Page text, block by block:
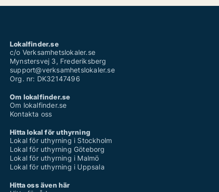
Lokalfinder.se
c/o Verksamhetslokaler.se
Mynstersvej 3, Frederiksberg
support@verksamhetslokaler.se
Org. nr: DK32147496
Om lokalfinder.se
Om lokalfinder.se
Kontakta oss
Hitta lokal för uthyrning
Lokal för uthyrning i Stockholm
Lokal för uthyrning Göteborg
Lokal för uthyrning i Malmö
Lokal för uthyrning i Uppsala
Hitta oss även här